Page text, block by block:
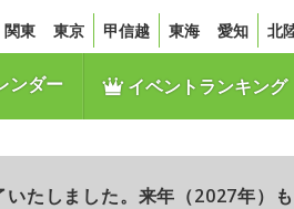
関東 東京 甲信越 東海 愛知 北
ンダー イベントランキング
たしました。来年（2027年）